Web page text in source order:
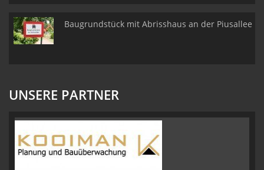
Baugrundstück mit Abrisshaus an der Piusallee
UNSERE PARTNER